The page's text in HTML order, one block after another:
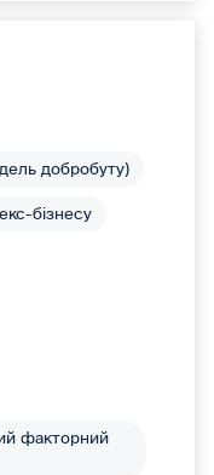
добробуту)
бізнесу
факторний